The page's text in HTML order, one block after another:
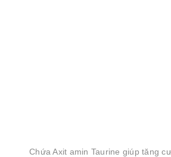
Chứa Axit amin Taurine giúp tăng